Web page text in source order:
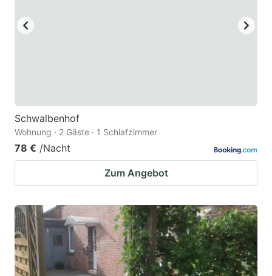
Schwalbenhof
Wohnung · 2 Gäste · 1 Schlafzimmer
78 € /Nacht
Zum Angebot